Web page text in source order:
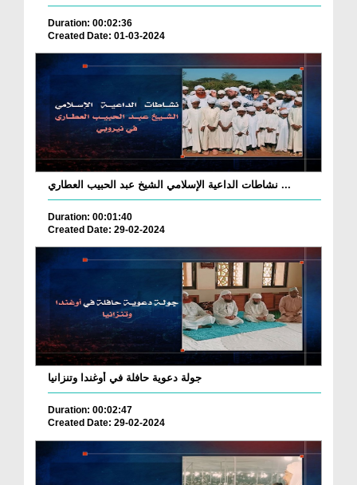
Duration: 00:02:36
Created Date: 01-03-2024
نشاطات الداعية الإسلامي الشيخ عبد الحبيب العطاري ...
Duration: 00:01:40
Created Date: 29-02-2024
جولة دعوية حافلة في أوغندا وتنزانيا
Duration: 00:02:47
Created Date: 29-02-2024